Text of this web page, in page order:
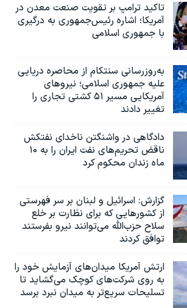
تاکید ترامپ بر تقویت صنعت معدن در
آمریکا؛ اشاره رئیس‌جمهوری به درگیری
با جمهوری اسلامی
به‌روزرسانی سنتکام از محاصره دریایی
علیه جمهوری اسلامی؛ نیروهای
آمریکایی مسیر ۵۱ کشتی تجاری را
تغییر دادند
دادگاهی در واشنگتن ناخدای نفتکش
ناقض تحریم‌های نفت ایران را به ۱۰
ماه زندان محکوم کرد
گزارش‌: اسرائيل و لبنان بر سر فهرستی
از کشورهایی که برای نظارت بر خلع
سلاح حزب‌الله می‌توانند نیرو بفرستند
توافق کردند
ارتش آمریکا میدان‌های آزمایش خود را
به روی شرکت‌های کوچک می‌گشاید تا
تسلیحات سریع‌تر به میدان نبرد برسد